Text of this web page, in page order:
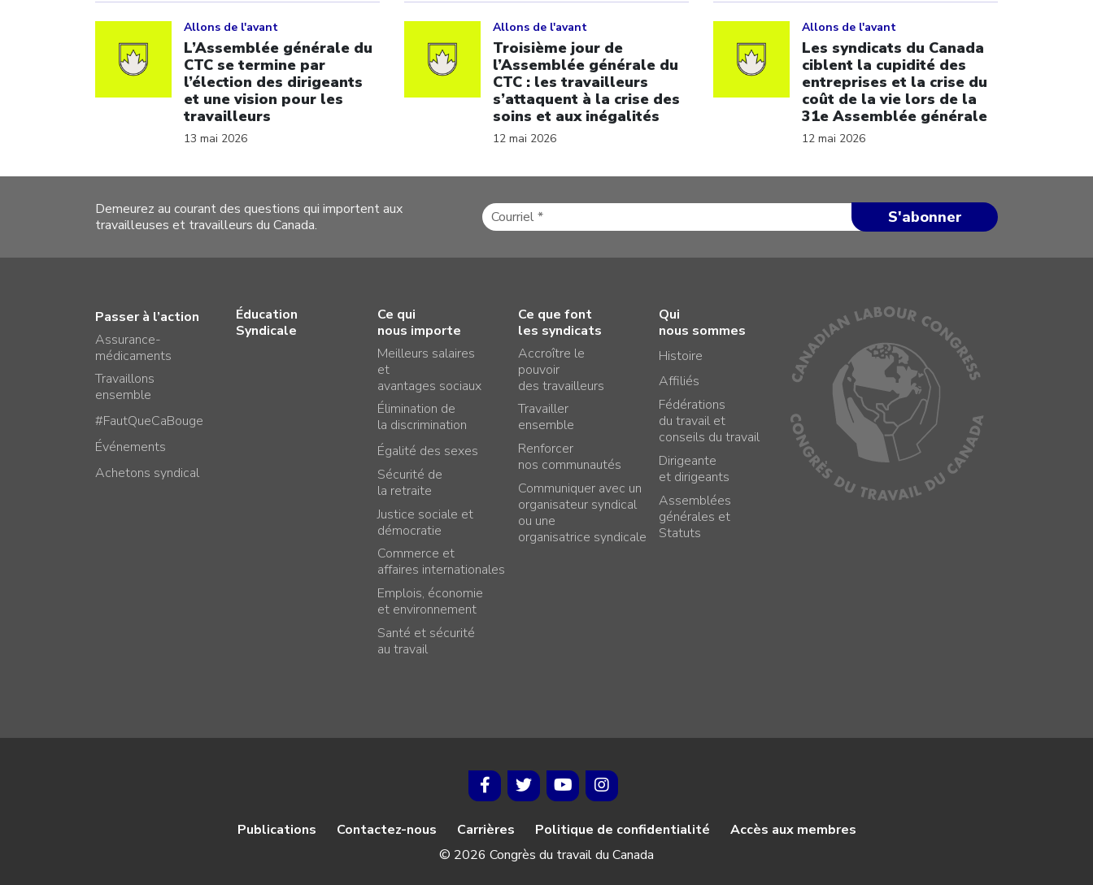
Allons de l'avant
L’Assemblée générale du
CTC se termine par
l’élection des dirigeants
et une vision pour les
travailleurs
13 mai 2026
Allons de l'avant
Troisième jour de
l’Assemblée générale du
CTC : les travailleurs
s’attaquent à la crise des
soins et aux inégalités
12 mai 2026
Allons de l'avant
Les syndicats du Canada
ciblent la cupidité des
entreprises et la crise du
coût de la vie lors de la
31e Assemblée générale
12 mai 2026
Demeurez au courant des questions qui importent aux
travailleuses et travailleurs du Canada.
Passer à l’action
Assurance-
médicaments
Travaillons
ensemble
#FautQueCaBouge
Événements
Achetons syndical
Éducation
Syndicale
Ce qui
nous importe
Meilleurs salaires
et
avantages sociaux
Élimination de
la discrimination
Égalité des sexes
Sécurité de
la retraite
Justice sociale et
démocratie
Commerce et
affaires internationales
Emplois, économie
et environnement
Santé et sécurité
au travail
Ce que font
les syndicats
Accroître le
pouvoir
des travailleurs
Travailler
ensemble
Renforcer
nos communautés
Communiquer avec un
organisateur syndical
ou une
organisatrice syndicale
Qui
nous sommes
Histoire
Affiliés
Fédérations
du travail et
conseils du travail
Dirigeante
et dirigeants
Assemblées
générales et
Statuts
Publications Contactez-nous Carrières Politique de confidentialité
Accès aux membres
© 2026 Congrès du travail du Canada